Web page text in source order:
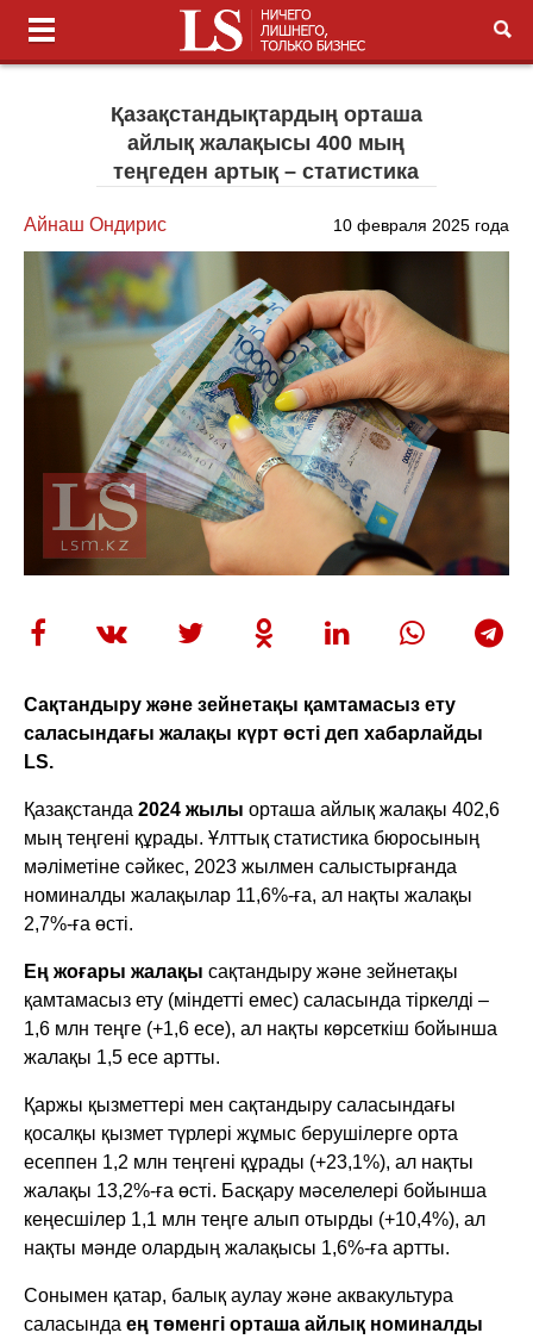
Қазақстандықтардың орташа
айлық жалақысы 400 мың
теңгеден артық – статистика
Айнаш Ондирис 10 февраля 2025 года
Сақтандыру және зейнетақы қамтамасыз ету
саласындағы жалақы күрт өсті деп хабарлайды
LS.
Қазақстанда2024 жылы орташа айлық жалақы 402,6
мың теңгені құрады. Ұлттық статистика бюросының
мәліметіне сәйкес, 2023 жылмен салыстырғанда
номиналды жалақылар 11,6%-ға, ал нақты жалақы
2,7%-ға өсті.
Ең жоғары жалақы сақтандыру және зейнетақы
қамтамасыз ету (міндетті емес) саласында тіркелді –
1,6 млн теңге (+1,6 есе), ал нақты көрсеткіш бойынша
жалақы 1,5 есе артты.
Қаржы қызметтері мен сақтандыру саласындағы
қосалқы қызмет түрлері жұмыс берушілерге орта
есеппен 1,2 млн теңгені құрады (+23,1%), ал нақты
жалақы 13,2%-ға өсті. Басқару мәселелері бойынша
кеңесшілер 1,1 млн теңге алып отырды (+10,4%), ал
нақты мәнде олардың жалақысы 1,6%-ға артты.
Сонымен қатар, балық аулау және аквакультура
саласындаең төменгі орташа айлық номиналды